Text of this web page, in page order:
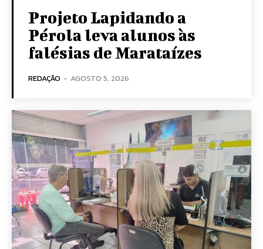
Projeto Lapidando a
Pérola leva alunos às
falésias de Marataízes
REDAÇÃO - AGOSTO 5, 2026